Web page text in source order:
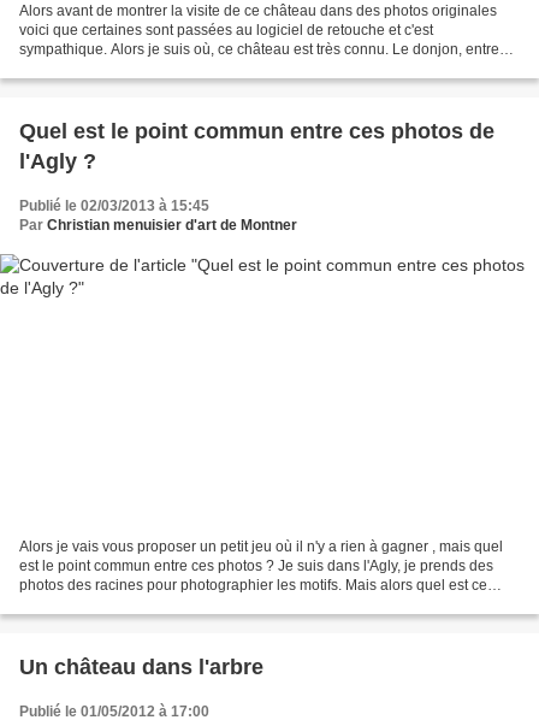
Alors avant de montrer la visite de ce château dans des photos originales
voici que certaines sont passées au logiciel de retouche et c'est
sympathique. Alors je suis où, ce château est très connu. Le donjon, entre
Quel est le point commun entre ces photos de
l'Agly ?
Publié le 02/03/2013 à 15:45
Par Christian menuisier d'art de Montner
Alors je vais vous proposer un petit jeu où il n'y a rien à gagner , mais quel
est le point commun entre ces photos ? Je suis dans l'Agly, je prends des
photos des racines pour photographier les motifs. Mais alors quel est ce
Un château dans l'arbre
Publié le 01/05/2012 à 17:00